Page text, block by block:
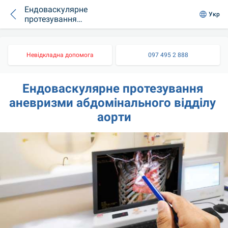
Ендоваскулярне
протезування
аневризми
Укр
Невідкладна допомога 097 495 2 888
Ендоваскулярне протезування
аневризми абдомінального відділу
аорти